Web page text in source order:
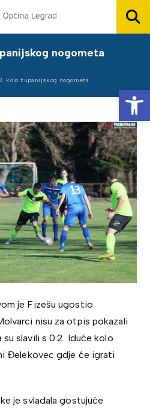
nogometa
kolo županijskog nogometa
je Fizešu ugostio
nisu za otpis pokazali
slavili s 0:2. Iduće kolo
Đelekovec gdje će igrati
je svladala gostujuće